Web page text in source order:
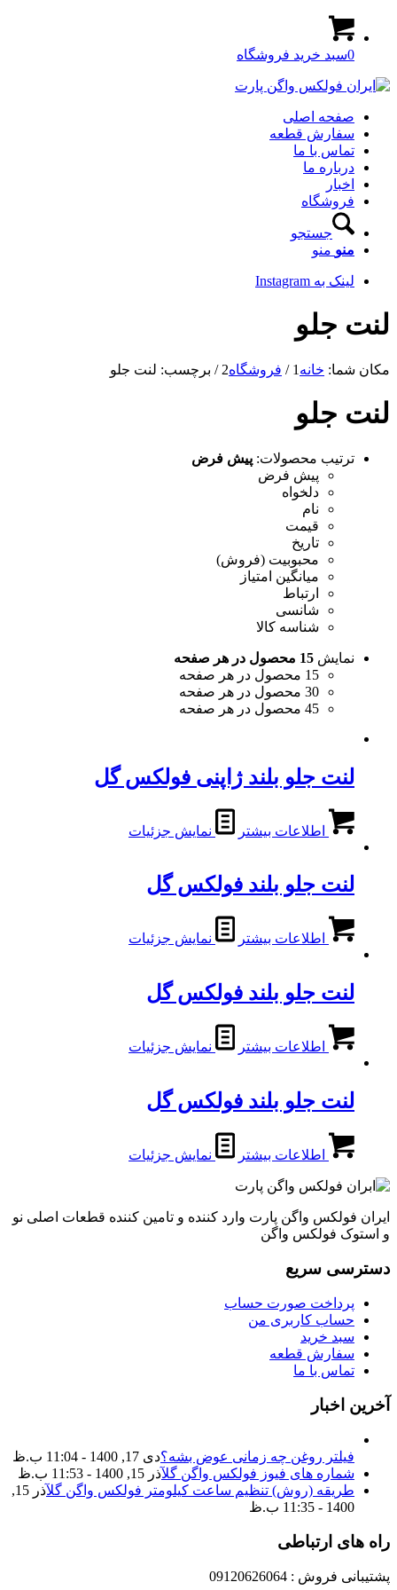
0سبد خرید فروشگاه
صفحه اصلی
سفارش قطعه
تماس با ما
درباره ما
اخبار
فروشگاه
جستجو
منو منو
لینک به Instagram
لنت جلو
مکان شما: خانه 1
/ فروشگاه2
/ برچسب: لنت جلو
لنت جلو
ترتیب محصولات: پیش فرض
پیش فرض
دلخواه
نام
قیمت
تاریخ
محبوبیت (فروش)
میانگین امتیاز
ارتباط
شانسی
شناسه کالا
نمایش 15 محصول در هر صفحه
15 محصول در هر صفحه
30 محصول در هر صفحه
45 محصول در هر صفحه
لنت جلو بلند ژاپنی فولکس گل
اطلاعات بیشتر نمایش جزئیات
لنت جلو بلند فولکس گل
اطلاعات بیشتر نمایش جزئیات
لنت جلو بلند فولکس گل
اطلاعات بیشتر نمایش جزئیات
لنت جلو بلند فولکس گل
اطلاعات بیشتر نمایش جزئیات
ایران فولکس واگن پارت وارد کننده و تامین کننده قطعات اصلی نو
و استوک فولکس واگن
دسترسی سریع
پرداخت صورت حساب
حساب کاربری من
سبد خرید
سفارش قطعه
تماس با ما
آخرین اخبار
فیلتر روغن چه زمانی عوض بشه؟دی 17, 1400 - 11:04 ب.ظ
شماره های فیوز فولکس واگن گلآذر 15, 1400 - 11:53 ب.ظ
طریقه (روش) تنظیم ساعت کیلومتر فولکس واگن گل
آذر 15,
1400 - 11:35 ب.ظ
راه های ارتباطی
پشتیبانی فروش : 09120626064